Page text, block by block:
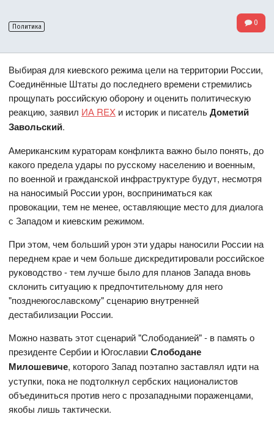
Политика 0
Выбирая для киевского режима цели на территории России,
Соединённые Штаты до последнего времени стремились
прощупать российскую оборону и оценить политическую
реакцию, заявил ИА REX и историк и писательДометий
Завольский.
Американским кураторам конфликта важно было понять, до
какого предела удары по русскому населению и военным,
по военной и гражданской инфраструктуре будут, несмотря
на наносимый России урон, восприниматься как
провокации, тем не менее, оставляющие место для диалога
с Западом и киевским режимом.
При этом, чем больший урон эти удары наносили России на
переднем крае и чем больше дискредитировали российское
руководство - тем лучше было для планов Запада вновь
склонить ситуацию к предпочтительному для него
"позднеюгославскому" сценарию внутренней
дестабилизации России.
Можно назвать этот сценарий "Слободанией" - в память о
президенте Сербии и ЮгославииСлободане
Милошевиче, которого Запад поэтапно заставлял идти на
уступки, пока не подтолкнул сербских националистов
объединиться против него с прозападными пораженцами,
якобы лишь тактически.